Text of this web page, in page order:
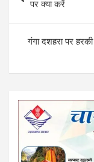
o
k
पर क्या करें
गंगा दशहरा पर